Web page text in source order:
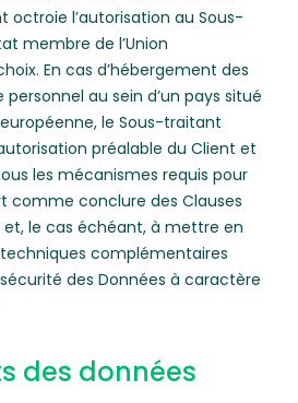
octroie l’autorisation au Sous-
membre de l’Union
En cas d’hébergement des
au sein d’un pays situé
le Sous-traitant
préalable du Client et
les mécanismes requis pour
comme conclure des Clauses
le cas échéant, à mettre en
complémentaires
des Données à caractère
des données